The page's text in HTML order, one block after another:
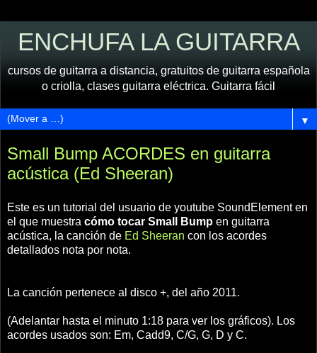
ENCHUFA LA GUITARRA
cursos de guitarra a distancia, gratuitos de guitarra española
o criolla, clases guitarra eléctrica. Guitarra fácil
▼
Small Bump ACORDES en guitarra
acústica (Ed Sheeran)
Este es un tutorial del usuario de youtube SoundElement en
el que muestra cómo tocar Small Bump en guitarra
acústica, la canción de Ed Sheeran con los acordes
detallados nota por nota.
La canción pertenece al disco +, del año 2011.
(Adelantar hasta el minuto 1:18 para ver los gráficos). Los
acordes usados son: Em, Cadd9, C/G, G, D y C.